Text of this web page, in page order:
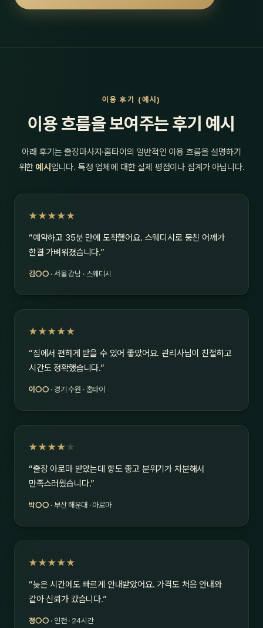
이용 후기 (예시)
이용 흐름을 보여주는 후기 예시
아래 후기는 출장마사지·홈타이의 일반적인 이용 흐름을 설명하기
위한예시 입니다. 특정 업체에 대한 실제 평점이나 집계가 아닙니다.
★★★★★
“예약하고 35분 만에 도착했어요. 스웨디시로 뭉친 어깨가
한결 가벼워졌습니다.”
김○○ · 서울 강남 · 스웨디시
★★★★★
“집에서 편하게 받을 수 있어 좋았어요. 관리사님이 친절하고
시간도 정확했습니다.”
이○○ · 경기 수원 · 홈타이
★★★★ ★
“출장 아로마 받았는데 향도 좋고 분위기가 차분해서
만족스러웠습니다.”
박○○ · 부산 해운대 · 아로마
★★★★★
“늦은 시간에도 빠르게 안내받았어요. 가격도 처음 안내와
같아 신뢰가 갔습니다.”
정○○ · 인천 · 24시간